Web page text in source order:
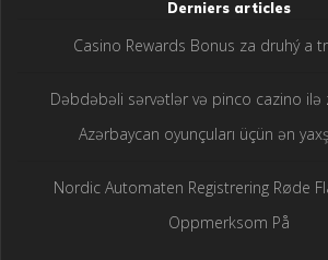
Derniers articles
Casino Rewards Bonus za druhý a
Dəbdəbəli sərvətlər və pinco cazino ilə
Azərbaycan oyunçuları üçün ən
Nordic Automaten Registrering Røde
Oppmerksom På